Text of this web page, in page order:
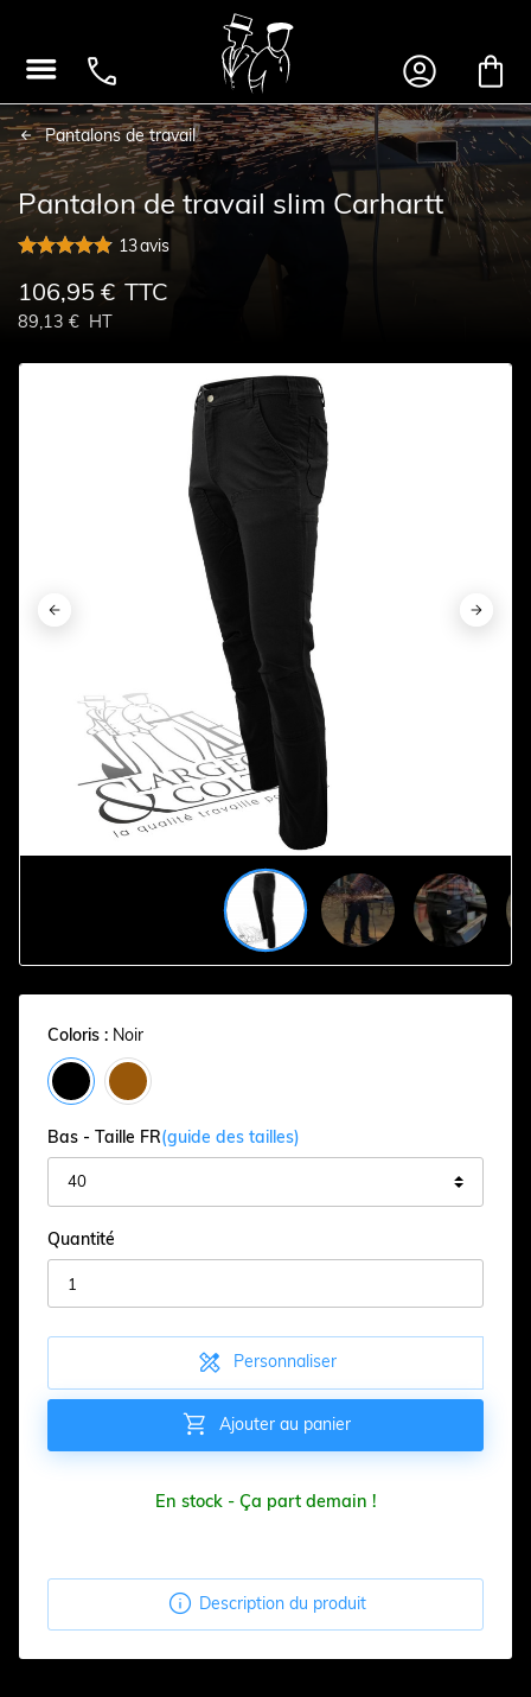
   
Pantalons de travail
Pantalon de travail slim Carhartt
13avis
106,95 € TTC
89,13 € HT
 
 
 
 
 
 
 
 
 
 
Coloris : Noir
Bas - Taille FR(guide des tailles)
Quantité
 Personnaliser
 Ajouter au panier
En stock - Ça part demain !
 Description du produit